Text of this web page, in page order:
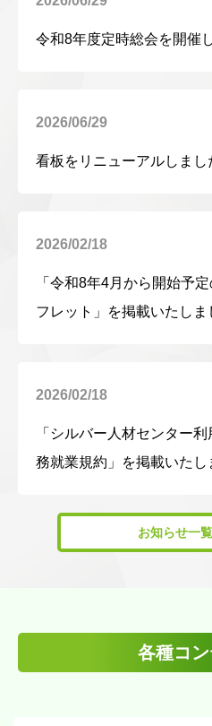
令和8年度定時総会を開催
2026/06/29
看板をリニューアルしまし
2026/02/18
「令和8年4月から開始予
フレット」を掲載いたしま
2026/02/18
「シルバー人材センター
務就業規約」を掲載いたし
お知らせ一
各種コ